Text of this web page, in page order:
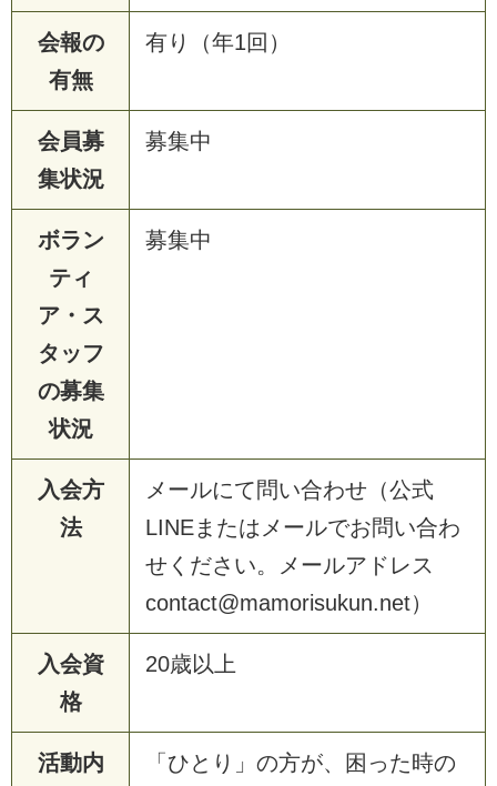
会報の
有無
有り（年1回）
会員募
集状況
募集中
ボラン
ティ
ア・ス
タッフ
の募集
状況
募集中
入会方
法
メールにて問い合わせ（公式
LINEまたはメールでお問い合わ
せください。メールアドレス
contact@mamorisukun.net）
入会資
格
20歳以上
活動内
「ひとり」の方が、困った時の